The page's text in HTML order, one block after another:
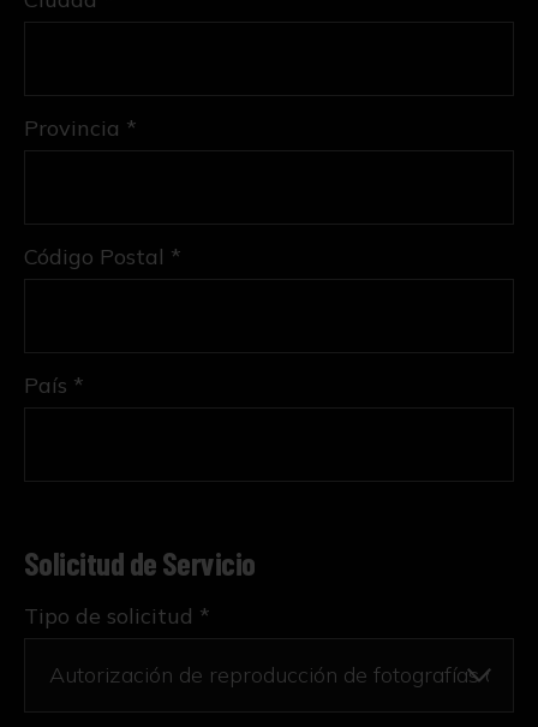
Provincia *
Código Postal *
País *
Solicitud de Servicio
Tipo de solicitud *